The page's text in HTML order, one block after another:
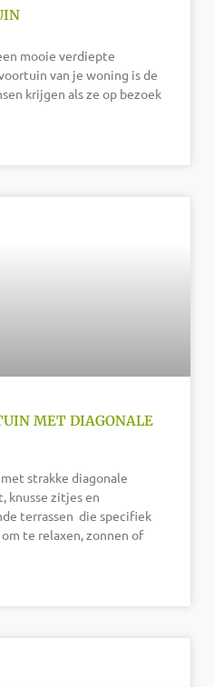
mooie verdiepte
van je woning is de
krijgen als ze op bezoek
MET DIAGONALE
strakke diagonale
knusse zitjes en
terrassen die specifiek
te relaxen, zonnen of